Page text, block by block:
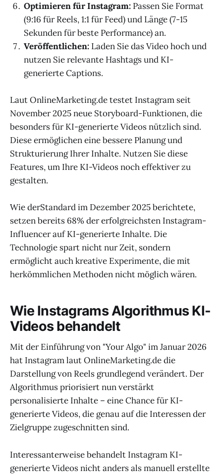
Optimieren für Instagram: Passen Sie Format
(9:16 für Reels, 1:1 für Feed) und Länge (7-15
Sekunden für beste Performance) an.
Veröffentlichen: Laden Sie das Video hoch und
nutzen Sie relevante Hashtags und KI-
generierte Captions.
Laut OnlineMarketing.de testet Instagram seit
November 2025 neue Storyboard-Funktionen, die
besonders für KI-generierte Videos nützlich sind.
Diese ermöglichen eine bessere Planung und
Strukturierung Ihrer Inhalte. Nutzen Sie diese
Features, um Ihre KI-Videos noch effektiver zu
gestalten.
Wie derStandard im Dezember 2025 berichtete,
setzen bereits 68% der erfolgreichsten Instagram-
Influencer auf KI-generierte Inhalte. Die
Technologie spart nicht nur Zeit, sondern
ermöglicht auch kreative Experimente, die mit
herkömmlichen Methoden nicht möglich wären.
Wie Instagrams Algorithmus KI-
Videos behandelt
Mit der Einführung von "Your Algo" im Januar 2026
hat Instagram laut OnlineMarketing.de die
Darstellung von Reels grundlegend verändert. Der
Algorithmus priorisiert nun verstärkt
personalisierte Inhalte – eine Chance für KI-
generierte Videos, die genau auf die Interessen der
Zielgruppe zugeschnitten sind.
Interessanterweise behandelt Instagram KI-
generierte Videos nicht anders als manuell erstellte